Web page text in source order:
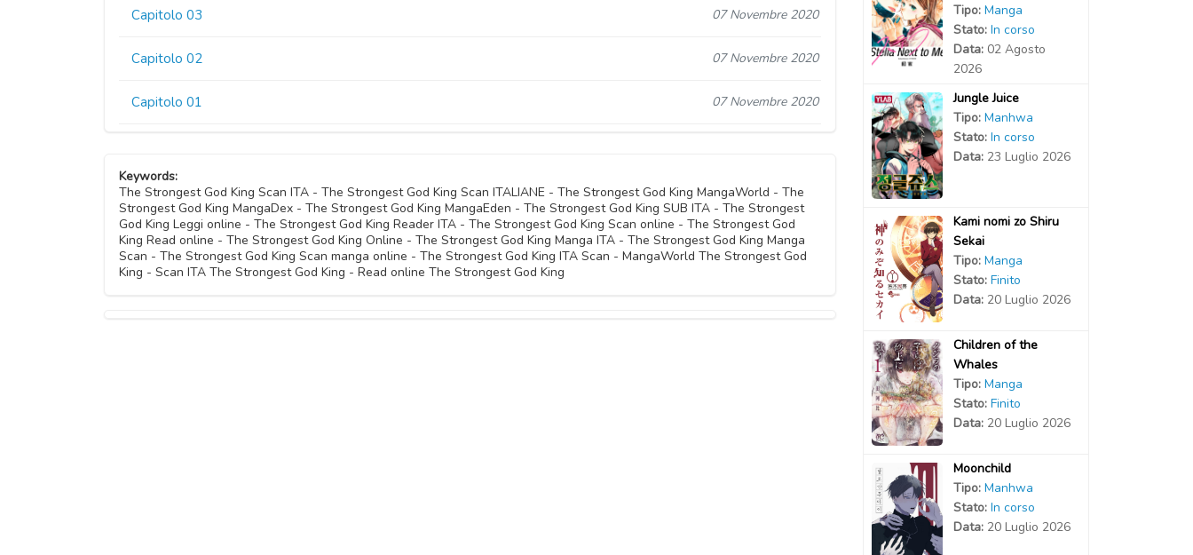
Capitolo 03 07 Novembre 2020
Capitolo 02 07 Novembre 2020
Capitolo 01 07 Novembre 2020
Keywords:
The Strongest God King Scan ITA - The Strongest God King Scan ITALIANE - The Strongest God King MangaWorld - The
Strongest God King MangaDex - The Strongest God King MangaEden - The Strongest God King SUB ITA - The Strongest
God King Leggi online - The Strongest God King Reader ITA - The Strongest God King Scan online - The Strongest God
King Read online - The Strongest God King Online - The Strongest God King Manga ITA - The Strongest God King Manga
Scan - The Strongest God King Scan manga online - The Strongest God King ITA Scan - MangaWorld The Strongest God
King - Scan ITA The Strongest God King - Read online The Strongest God King
Tipo: Manga
Stato: In corso
Data: 02 Agosto
2026
Jungle Juice
Tipo: Manhwa
Stato: In corso
Data: 23 Luglio 2026
Kami nomi zo Shiru
Sekai
Tipo: Manga
Stato: Finito
Data: 20 Luglio 2026
Children of the
Whales
Tipo: Manga
Stato: Finito
Data: 20 Luglio 2026
Moonchild
Tipo: Manhwa
Stato: In corso
Data: 20 Luglio 2026